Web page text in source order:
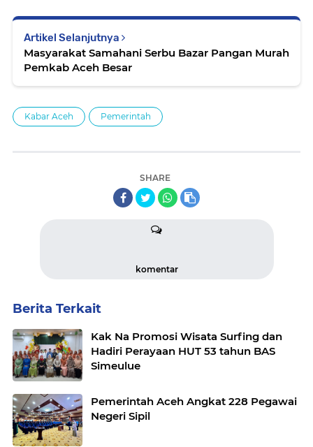
Artikel Selanjutnya
Masyarakat Samahani Serbu Bazar Pangan Murah
Pemkab Aceh Besar
Kabar Aceh Pemerintah
SHARE
komentar
Berita Terkait
Kak Na Promosi Wisata Surfing dan
Hadiri Perayaan HUT 53 tahun BAS
Simeulue
Pemerintah Aceh Angkat 228 Pegawai
Negeri Sipil